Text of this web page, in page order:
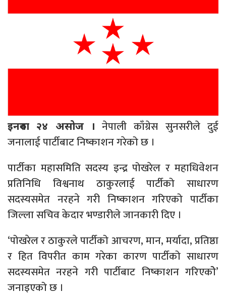
इनरुवा २४ असोज । नेपाली काँग्रेस सुनसरीले दुई
जनालाई पार्टीबाट निष्काशन गरेको छ ।
पार्टीका महासमिति सदस्य इन्द्र पोखरेल र महाधिवेशन
प्रतिनिधि विश्वनाथ ठाकुरलाई पार्टीको साधारण
सदस्यसमेत नरहने गरी निष्काशन गरिएको पार्टीका
जिल्ला सचिव केदार भण्डारीले जानकारी दिए ।
‘पोखरेल र ठाकुरले पार्टीको आचरण, मान, मर्यादा, प्रतिष्ठा
र हित विपरीत काम गरेका कारण पार्टीको साधारण
सदस्यसमेत नरहने गरी पार्टीबाट निष्काशन गरिएकोे’
जनाइएको छ ।